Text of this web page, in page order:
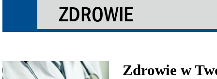
ZDROWIE
Zdrowie w